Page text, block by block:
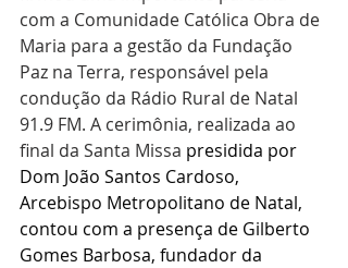
com a Comunidade Católica Obra de
Maria para a gestão da Fundação
Paz na Terra, responsável pela
condução da Rádio Rural de Natal
91.9 FM. A cerimônia, realizada ao
final da Santa Missa presidida por
Dom João Santos Cardoso,
Arcebispo Metropolitano de Natal,
contou com a presença de Gilberto
Gomes Barbosa, fundador da